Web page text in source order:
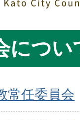
につい
常任委員会